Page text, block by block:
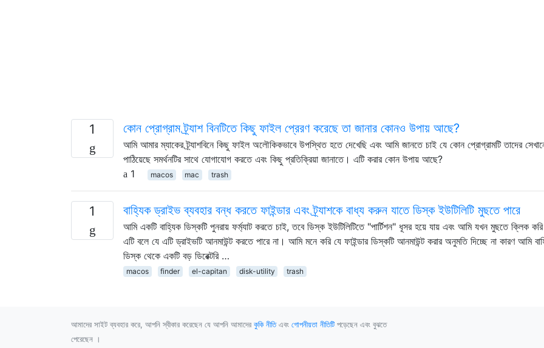
1 কোন প্রোগ্রাম ট্র্যাশ বিনটিতে কিছু ফাইল প্রেরণ করেছে তা জানার কোনও উপায় আছে?
আমি আমার ম্যাকের ট্র্যাশবিনে কিছু ফাইল অলৌকিকভাবে উপস্থিত হতে দেখেছি এবং আমি জানতে চাই যে কোন প্রোগ্রামটি তাদের
পাঠিয়েছে সমর্থনটির সাথে যোগাযোগ করতে এবং কিছু প্রতিক্রিয়া জানাতে। এটি করার কোন উপায় আছে?
1
macos mac trash
1 বাহ্যিক ড্রাইভ ব্যবহার বন্ধ করতে ফাইন্ডার এবং ট্র্যাশকে বাধ্য করুন যাতে ডিস্ক ইউটিলিটি মুছতে পারে
আমি একটি বাহ্যিক ডিস্কটি পুনরায় ফর্ম্যাট করতে চাই, তবে ডিস্ক ইউটিলিটিতে "পার্টিশন" ধূসর হয়ে যায় এবং আমি যখন মুছতে ক্লিক
এটি বলে যে এটি ড্রাইভটি আনমাউন্ট করতে পারে না। আমি মনে করি যে ফাইন্ডার ডিস্কটি আনমাউন্ট করার অনুমতি দিচ্ছে না কারণ আমি
ডিস্ক থেকে একটি বড় ডিরেক্টরি …
macos finder el-capitan disk-utility trash
আমাদের সাইট ব্যবহার করে, আপনি স্বীকার করেছেন যে আপনি আমাদের কুকি নীতিএবং গোপনীয়তা নীতিটি পড়েছেন এবং বুঝতে
পেরেছেন ।